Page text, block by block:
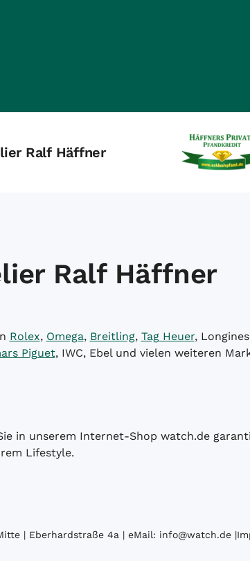
Ralf Häffner
Ralf Häffner
Rolex, Omega, Breitling, Tag Heuer,
Piguet, IWC, Ebel und vielen weiteren
in unserem Internet-Shop watch.de
Lifestyle.
| Eberhardstraße 4a | eMail: info@watch.de|